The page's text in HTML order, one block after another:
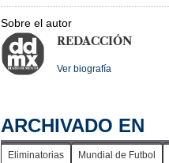
Sobre el autor
REDACCIÓN
Ver biografía
ARCHIVADO EN
Eliminatorias Mundial de Futbol